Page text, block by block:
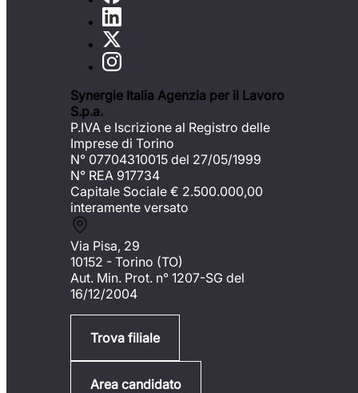
Synergie Italia Agenzia per il Lavoro
S.p.a.
P.IVA e Iscrizione al Registro delle
Imprese di Torino
N° 07704310015 del 27/05/1999
N° REA 917734
Capitale Sociale € 2.500.000,00
interamente versato
Via Pisa, 29
10152 - Torino (TO)
Aut. Min. Prot. n° 1207-SG del
16/12/2004
Trova filiale
Area candidato